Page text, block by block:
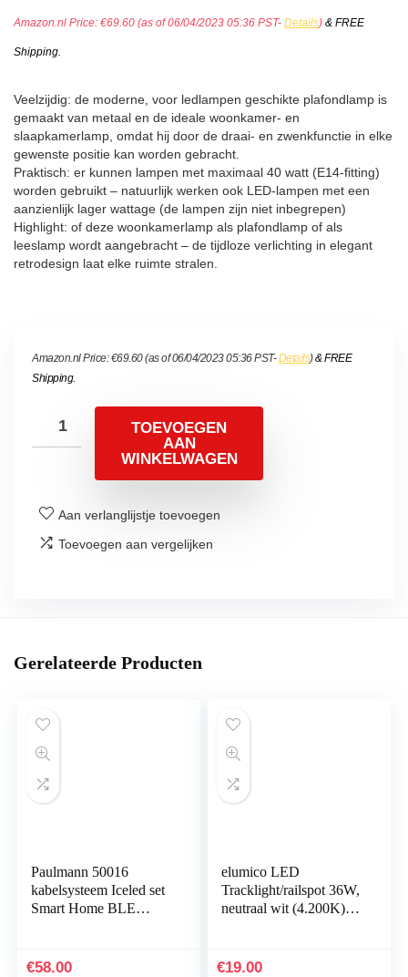
Amazon.nl Price: €69.60 (as of 06/04/2023 05:36 PST- Details) & FREE
Shipping.
Veelzijdig: de moderne, voor ledlampen geschikte plafondlamp is
gemaakt van metaal en de ideale woonkamer- en
slaapkamerlamp, omdat hij door de draai- en zwenkfunctie in elke
gewenste positie kan worden gebracht.
Praktisch: er kunnen lampen met maximaal 40 watt (E14-fitting)
worden gebruikt – natuurlijk werken ook LED-lampen met een
aanzienlijk lager wattage (de lampen zijn niet inbegrepen)
Highlight: of deze woonkamerlamp als plafondlamp of als
leeslamp wordt aangebracht – de tijdloze verlichting in elegant
retrodesign laat elke ruimte stralen.
Amazon.nl Price:€69.60(as of 06/04/2023 05:36 PST-Details)&FREE
Shipping.
TOEVOEGEN
AAN
WINKELWAGEN
Aan verlanglijstje toevoegen
Toevoegen aan vergelijken
Gerelateerde Producten
Paulmann 50016
kabelsysteem Iceled set
Smart Home BLE
kabellamp,8 x 16 x 35
€58.00
elumico LED
Tracklight/railspot 36W,
neutraal wit (4.200K),
2700Lm, Ra> 80
€19.00